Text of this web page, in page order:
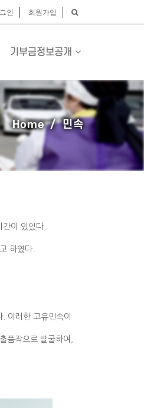
인 회원가입
기부금정보공개
Home 민속
이 있었다.
하였다.
이러한 고유민속이
품작으로 발굴하여,